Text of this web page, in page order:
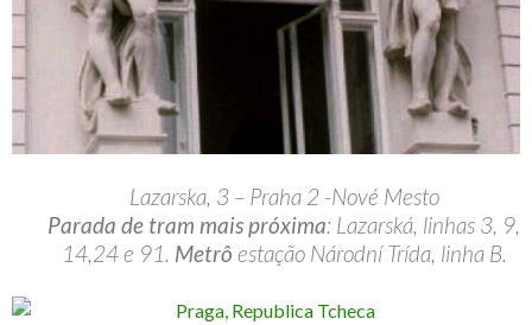
Lazarska, 3 – Praha 2 -Nové Mesto
Parada de tram mais próxima: Lazarská, linhas 3, 9,
14,24 e 91. Metrô estação Národní Trída, linha B.